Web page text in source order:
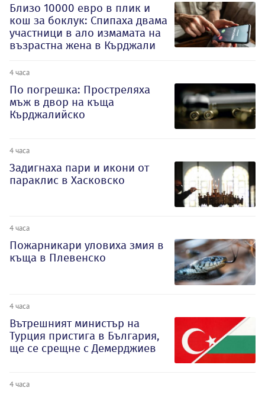
Близо 10000 евро в плик и
кош за боклук: Спипаха двама
участници в ало измамата на
възрастна жена в Кърджали
4 часа
По погрешка: Простреляха
мъж в двор на къща
Кърджалийско
4 часа
Задигнаха пари и икони от
параклис в Хасковско
4 часа
Пожарникари уловиха змия в
къща в Плевенско
4 часа
Вътрешният министър на
Турция пристига в България,
ще се срещне с Демерджиев
4 часа